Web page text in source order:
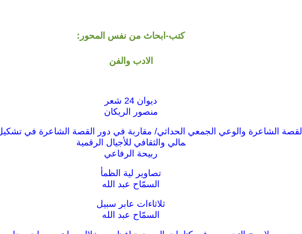
كتب-ابحاث من نفس المحور:
الادب والفن
ديوان 24 شعر
منصور الريكان
القصة الشاعرة والوعي الجمعي الحداثي/ مقاربة في دور القصة الشاعرة في
مالي والثقافي للأجيال الرقمية
ربيحة الرفاعي
تصاوير لية الظمأ
السمّاح عبد الله
ثلاثاءات عابر سبيل
السمّاح عبد الله